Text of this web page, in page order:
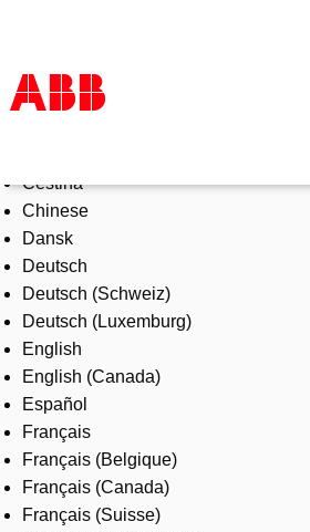
Products & Solutions
Industries
Services
About us
Where to buy
Contact us
Careers
Čeština
Chinese
Dansk
Deutsch
Deutsch (Schweiz)
Deutsch (Luxemburg)
English
English (Canada)
Español
Français
Français (Belgique)
Français (Canada)
Français (Suisse)